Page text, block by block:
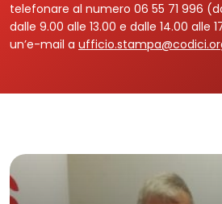
telefonare al numero 06 55 71 996
dalle 9.00 alle 13.00 e dalle 14.00 alle
un’e-mail a